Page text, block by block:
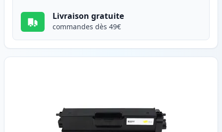
Livraison gratuite
commandes dès 49€